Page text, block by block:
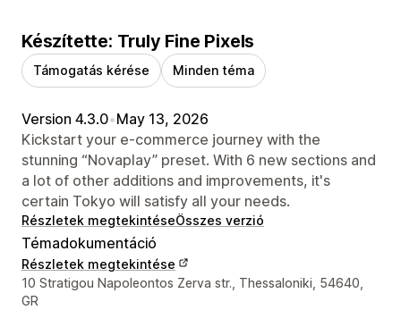
Készítette: Truly Fine Pixels
Támogatás kérése Minden téma
Version 4.3.0•May 13, 2026
Kickstart your e-commerce journey with the
stunning “Novaplay” preset. With 6 new sections and
a lot of other additions and improvements, it's
certain Tokyo will satisfy all your needs.
Részletek megtekintéseÖsszes verzió
Témadokumentáció
Részletek megtekintése
Dizájner kapcsolattartási adatai
10 Stratigou Napoleontos Zerva str., Thessaloniki, 54640,
GR